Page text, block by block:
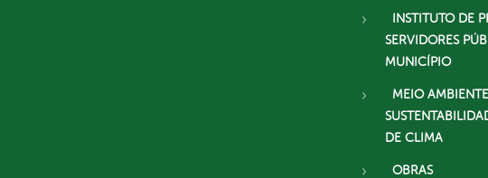
INSTITUTO DE
SERVIDORES
MUNICÍPIO
MEIO
DE CLIMA
OBRAS